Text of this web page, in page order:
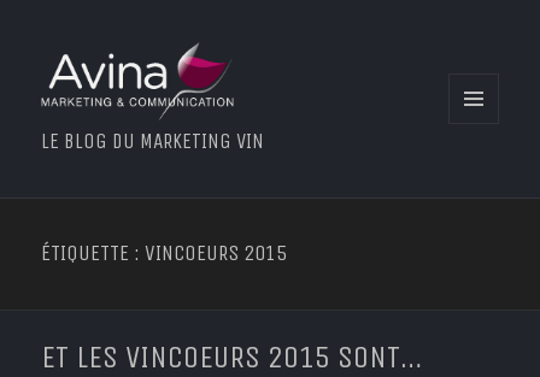
LE BLOG DU MARKETING VIN
ÉTIQUETTE : VINCOEURS 2015
ET LES VINCOEURS 2015 SONT…